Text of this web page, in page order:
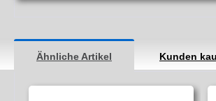
Ähnliche Artikel Kunden